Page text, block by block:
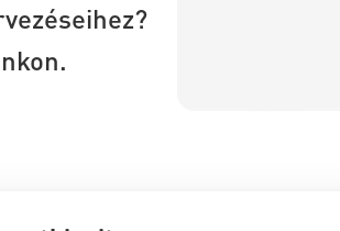
már a kezdetektől